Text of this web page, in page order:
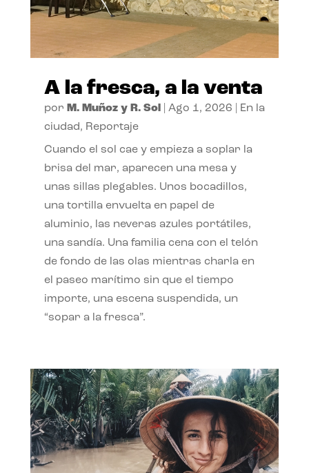
A la fresca, a la venta
por M. Muñoz y R. Sol| Ago 1, 2026
En la
ciudad, Reportaje
Cuando el sol cae y empieza a soplar la
brisa del mar, aparecen una mesa y
unas sillas plegables. Unos bocadillos,
una tortilla envuelta en papel de
aluminio, las neveras azules portátiles,
una sandía. Una familia cena con el telón
de fondo de las olas mientras charla en
el paseo marítimo sin que el tiempo
importe, una escena suspendida, un
“sopar a la fresca”.